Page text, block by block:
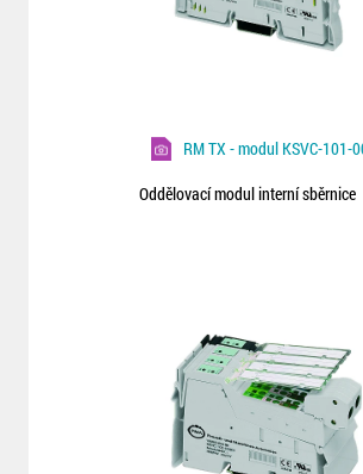
RM TX - modul KSVC-101-
Oddělovací modul interní sběrnice